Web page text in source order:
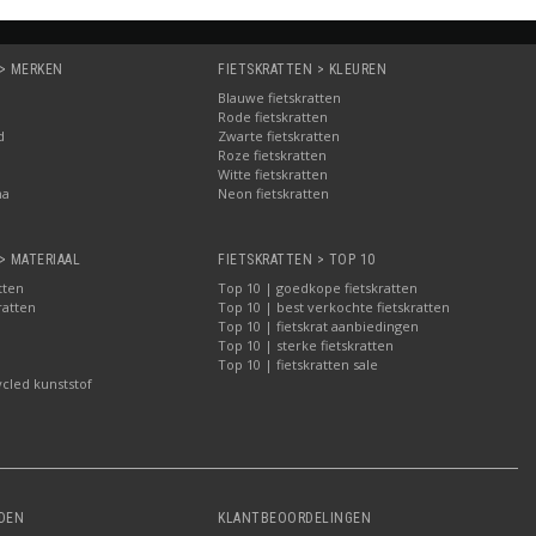
MERKEN FIETSKRATTEN > KLEUREN
Blauwe fietskratten
Rode fietskratten
Zwarte fietskratten
Roze fietskratten
Witte fietskratten
Neon fietskratten
MATERIAAL
kunststof
FIETSKRATTEN > TOP 10
Top 10 | goedkope fietskratten
Top 10 | best verkochte fietskratten
Top 10 | fietskrat aanbiedingen
Top 10 | sterke fietskratten
Top 10 | fietskratten sale
KLANTBEOORDELINGEN